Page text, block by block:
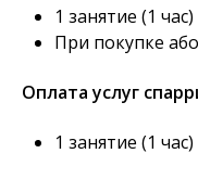
1 занятие (1
При покупке
Оплата услуг
1 занятие (1